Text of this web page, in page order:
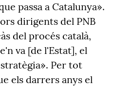
passa a Catalunya».
dirigents del PNB
del procés català,
va [de l'Estat], el
Per tot
els darrers anys el